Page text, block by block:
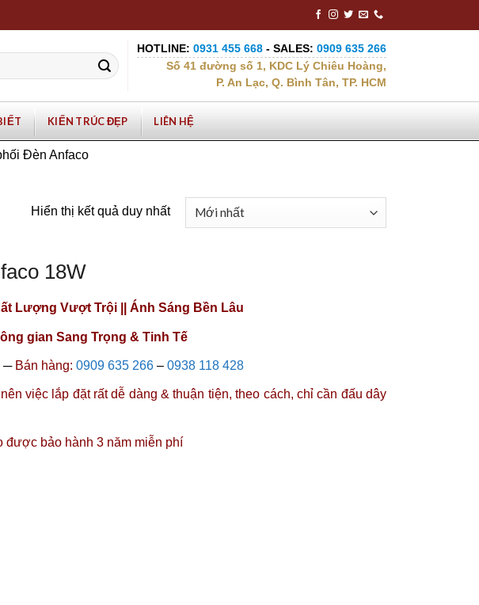
HOTLINE: 0931 455 668 - SALES: 0909 635 266
Số 41 đường số 1, KDC Lý Chiêu Hoàng,
P. An Lạc, Q. Bình Tân, TP. HCM
KIẾN TRÚC ĐẸP LIÊN HỆ
Đèn Anfaco
Hiển thị kết quả duy nhất
18W
Lượng Vượt Trội || Ánh Sáng Bền Lâu
gian Sang Trọng & Tinh Tế
─Bán hàng: 0909 635 266 – 0938 118 428
việc lắp đặt rất dễ dàng & thuận tiện, theo cách, chỉ cần đấu dây
được bảo hành 3 năm miễn phí